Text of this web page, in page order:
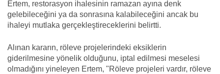
Ertem, restorasyon ihalesinin ramazan ayına denk
gelebileceğini ya da sonrasına kalabileceğini ancak bu
ihaleyi mutlaka gerçekleştireceklerini belirtti.
Alınan kararın, röleve projelerindeki eksiklerin
giderilmesine yönelik olduğunu, iptal edilmesi meselesi
olmadığını yineleyen Ertem, "Röleve projeleri vardır, röleve